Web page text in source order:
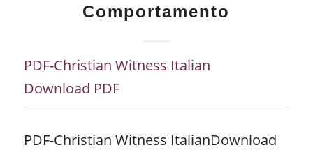
Comportamento
PDF-Christian Witness Italian
Download PDF
PDF-Christian Witness ItalianDownload